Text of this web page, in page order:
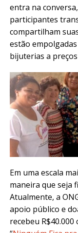
entra na
participantes
compartilham
estão
bijuterias a preços
Em uma escala
maneira que seja
Atualmente, a
apoio público e
recebeu